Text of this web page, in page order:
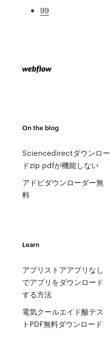
99
On the blog
Sciencedirectダウンロー
ドzip pdfが機能しない
アドビダウンローダー無
料
Learn
アプリストアアプリなし
でアプリをダウンロード
する方法
電気クールエイド酸テス
トPDF無料ダウンロード